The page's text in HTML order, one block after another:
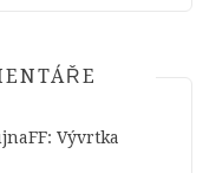
: Vývrtka